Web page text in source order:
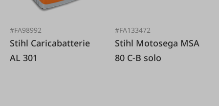
#FA98992
Stihl Caricabatterie
AL 301
#FA133472
Stihl Motosega MSA
80 C-B solo